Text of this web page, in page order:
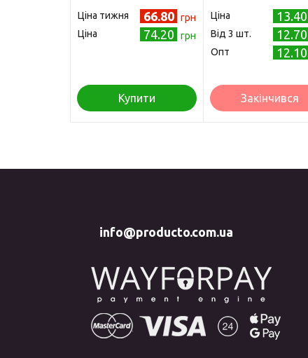
Ціна тижня 66.80 грн
Ціна
74.20 грн
Купити
Ціна 13.40
Від 3 шт.
12.70
Опт
12.10
Закінчився
info@producto.com.ua